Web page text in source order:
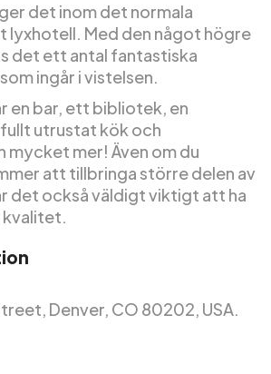
det inom det normala
lyxhotell. Med den något högre
det ett antal fantastiska
ingår i vistelsen.
en bar, ett bibliotek, en
utrustat kök och
mycket mer! Även om du
att tillbringa större delen av
det också väldigt viktigt att ha
kvalitet.
Denver, CO 80202, USA.